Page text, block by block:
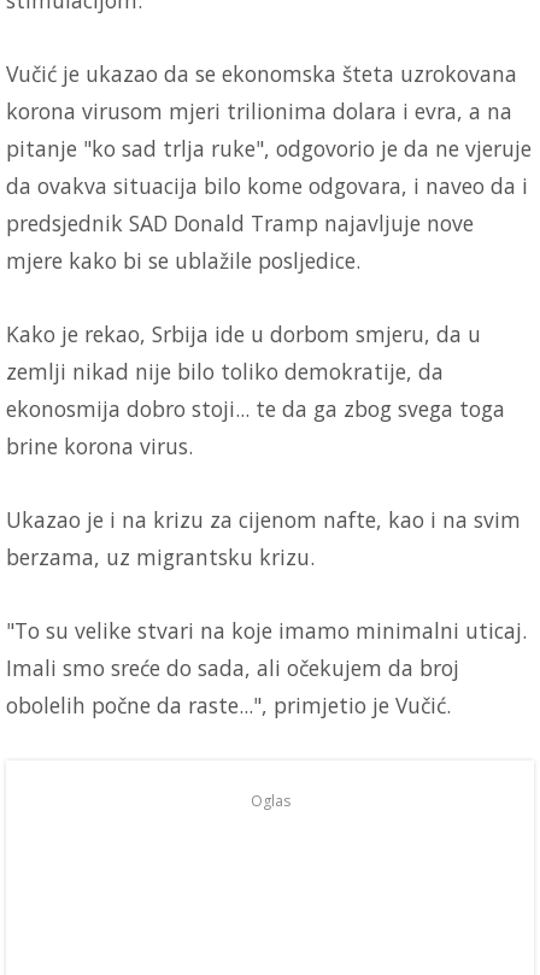
Vučić je ukazao da se ekonomska šteta uzrokovana
korona virusom mjeri trilionima dolara i evra, a na
pitanje "ko sad trlja ruke", odgovorio je da ne vjeruje
da ovakva situacija bilo kome odgovara, i naveo da i
predsjednik SAD Donald Tramp najavljuje nove
mjere kako bi se ublažile posljedice.
Kako je rekao, Srbija ide u dorbom smjeru, da u
zemlji nikad nije bilo toliko demokratije, da
ekonosmija dobro stoji... te da ga zbog svega toga
brine korona virus.
Ukazao je i na krizu za cijenom nafte, kao i na svim
berzama, uz migrantsku krizu.
"To su velike stvari na koje imamo minimalni uticaj.
Imali smo sreće do sada, ali očekujem da broj
obolelih počne da raste...", primjetio je Vučić.
Oglas